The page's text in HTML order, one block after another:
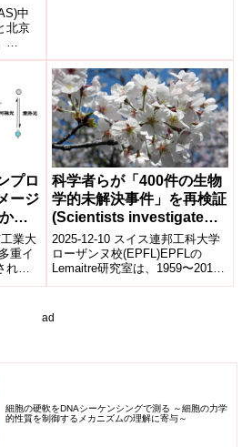
中
北京
が葉
オ
プロ
ージ
つ
手法
業大
重イ
れる
おい
科学者らが「400件の生物
学的未解決事件」を再検証
(Scientists investigate
400 biological cold
cases)
2025-12-10 スイス連邦工科大学
ローザンヌ校(EPFL)EPFLの
Lemaitre研究室は、1959〜2011
年に発表されたショウジョウバ
ad
細胞の硬軟をDNAシーケンシングで測る ～細胞の力学
的性質を制御するメカニズムの理解に寄与～